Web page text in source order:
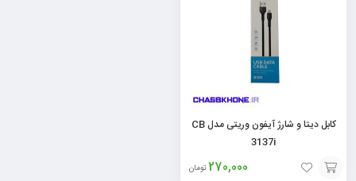
کابل دیتا و شارژ آیفون وریتی مدل CB
3137i
270,000 تومان